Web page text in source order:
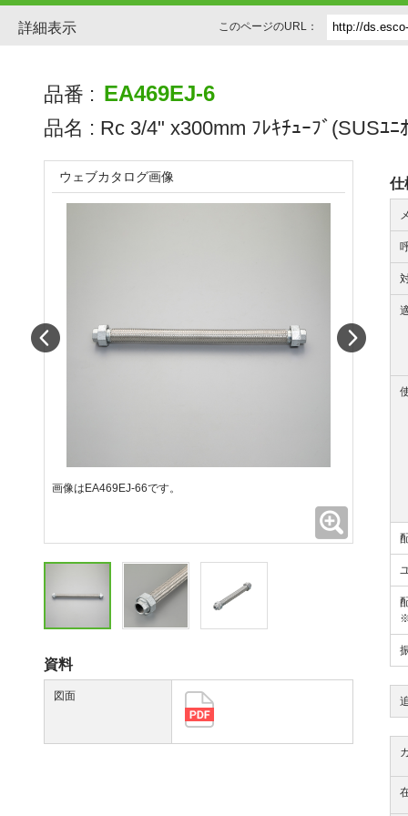
詳細表示 このページのURL：
品番 : EA469EJ-6
品名 : Rc 3/4" x300mm ﾌﾚｷﾁｭｰﾌﾞ(SUSﾕﾆ
仕
ウェブカタログ画像
画像はEA469EJ-66です。
資料
図面